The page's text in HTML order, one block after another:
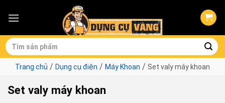
Tìm
kiếm:
Trang chủ / Dụng cụ điện / Máy Khoan / Set valy máy khoan
Set valy máy khoan